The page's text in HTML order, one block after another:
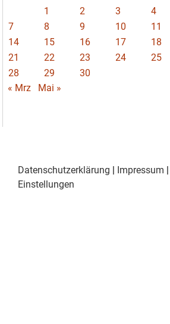
1 2 3 4
7
8 9 10 11
14
15 16 17 18
21
22 23 24 25
28
29
30
« Mrz
Mai »
Datenschutzerklärung | Impressum |
Einstellungen